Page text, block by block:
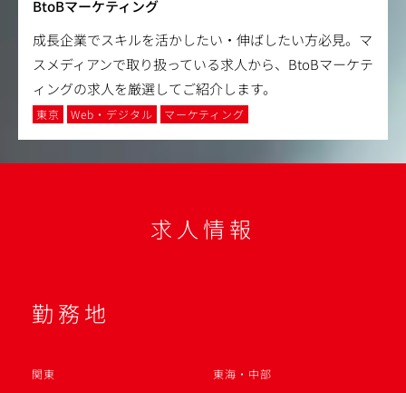
BtoBマーケティング
成長企業でスキルを活かしたい・伸ばしたい方必見。マ
スメディアンで取り扱っている求人から、BtoBマーケテ
ィングの求人を厳選してご紹介します。
東京 Web・デジタル マーケティング
求人情報
勤務地
関東
東海・中部